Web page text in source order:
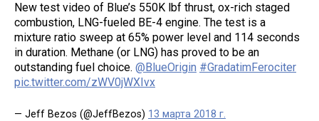
New test video of Blue’s 550K lbf thrust, ox-rich staged
combustion, LNG-fueled BE-4 engine. The test is a
mixture ratio sweep at 65% power level and 114 seconds
in duration. Methane (or LNG) has proved to be an
outstanding fuel choice. @BlueOrigin #GradatimFerociter
pic.twitter.com/zWV0jWXIvx
— Jeff Bezos (@JeffBezos) 13 марта 2018 г.